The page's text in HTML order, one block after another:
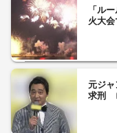
「ル
火大
元ジャ
求刑